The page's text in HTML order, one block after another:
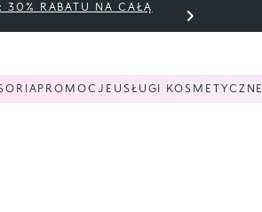
30% RABATU NA CAŁĄ
PROMOCJE USŁUGI KOSMETYCZNE